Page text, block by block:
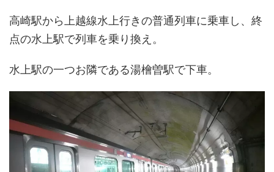
高崎駅から上越線水上行きの普通列車に乗車し、終
点の水上駅で列車を乗り換え。
水上駅の一つお隣である湯檜曽駅で下車。